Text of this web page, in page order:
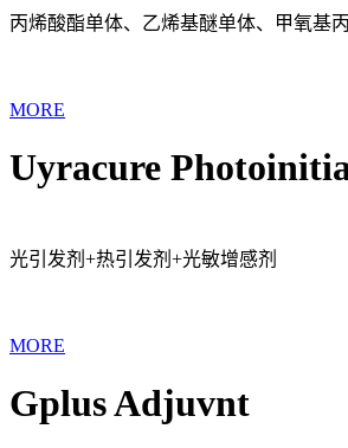
丙烯酸酯单体、乙烯基醚单体、甲氧基
MORE
Uyracure
光引发剂+热引发剂+光敏增感剂
MORE
Gplus Adjuvnt